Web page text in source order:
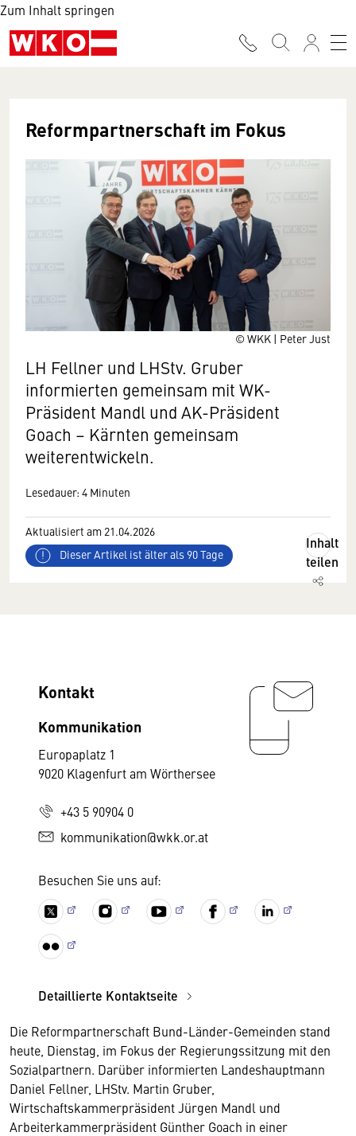
Zum Inhalt springen
© WKK | Peter Just
Reformpartnerschaft im Fokus
LH Fellner und LHStv. Gruber
informierten gemeinsam mit WK-
Präsident Mandl und AK-Präsident
Goach – Kärnten gemeinsam
weiterentwickeln.
Lesedauer: 4 Minuten
Aktualisiert am 21.04.2026
Dieser Artikel ist älter als 90 Tage
Inhalt
teilen
Kontakt
Kommunikation
Europaplatz 1
9020 Klagenfurt am Wörthersee
+43 5 90904 0
kommunikation@wkk.or.at
Besuchen Sie uns auf:
Detaillierte Kontaktseite
Die Reformpartnerschaft Bund-Länder-Gemeinden stand
heute, Dienstag, im Fokus der Regierungssitzung mit den
Sozialpartnern. Darüber informierten Landeshauptmann
Daniel Fellner, LHStv. Martin Gruber,
Wirtschaftskammerpräsident Jürgen Mandl und
Arbeiterkammerpräsident Günther Goach in einer